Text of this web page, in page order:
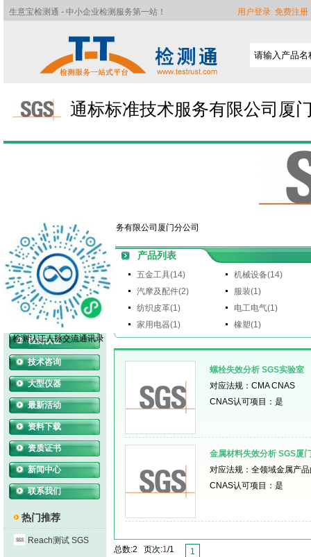
用户登录 免费注册
生意宝检测通 - 中小企业检测服务第一站！
通标标准技术服务有限公司厦
检测通>>通标标准技术服务有限公司厦门分公司
首页
公司简介
服务介绍
检测认证
技术咨询
大型仪器
最新活动
资料下载
资质证书
新闻中心
联系我们
热门推荐
Reach测试 SGS
检测认证人脉交流通讯录
产品列表
五金工具(14)
机械设备(14)
汽摩及配件(2)
服装(1)
纺织皮革(1)
电工电气(1)
家用电器(1)
橡塑(1)
螺栓失效分析 SGS实验室
对应法规：CMA CNAS
CNAS认可项目：是
金属材料失效分析 SGS厦
对应法规：全领域金属产
CNAS认可项目：是
总数:2 页次:1/1 1